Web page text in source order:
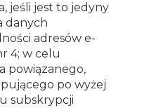
jeśli jest to jedyny
danych
adresów e-
4; w celu
powiązanego,
po wyżej
subskrypcji